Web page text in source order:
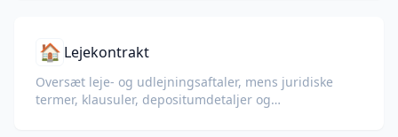
🏠 Lejekontrakt
Oversæt leje- og udlejningsaftaler, mens juridiske
termer, klausuler, depositumdetaljer og